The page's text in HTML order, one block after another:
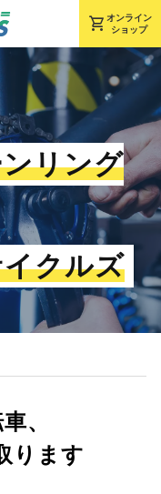
shopping_cart オンライン
ショップ
リング
クルズ
、
ります